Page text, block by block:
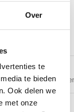
Over
te
te bieden
Ook delen we
met onze
kleppen wordt
die wordt
de agrarische
Dit
de apparatuur
zoals zout